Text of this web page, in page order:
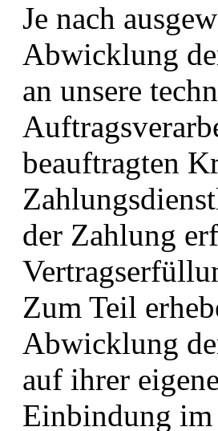
Je nach
Abwicklung
an unsere
beauftragten
der Zahlung
Zum Teil
Abwicklung
auf ihrer
Einbindung